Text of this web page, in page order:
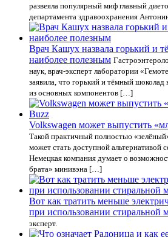
развеяла популярный миф главный
департамента здравоохранения
Врач Кашух назвала горький и
наиболее полезным
наук, врач-эксперт лаборатории
заявила, что горький и тёмный
из основных компонентов […]
Volkswagen может выпустить
Такой практичный полностью
может стать доступной альтернативой
Немецкая компания думает о
брата» минивэна […]
Вот как тратить меньше
при использовании стиральной
эксперт.